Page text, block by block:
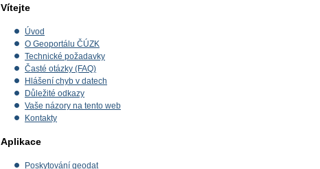
Vítejte
Úvod
O Geoportálu ČÚZK
Technické požadavky
Časté otázky (FAQ)
Hlášení chyb v datech
Důležité odkazy
Vaše názory na tento web
Kontakty
Aplikace
Poskytování geodat